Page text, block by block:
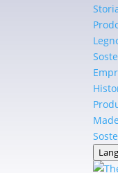
Vos
À